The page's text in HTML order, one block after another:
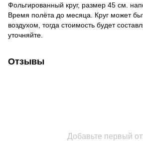
Фольгированный круг, размер 45 см.
Время полёта до месяца. Круг может
воздухом, тогда стоимость будет
уточняйте.
Отзывы
Добавьте первый